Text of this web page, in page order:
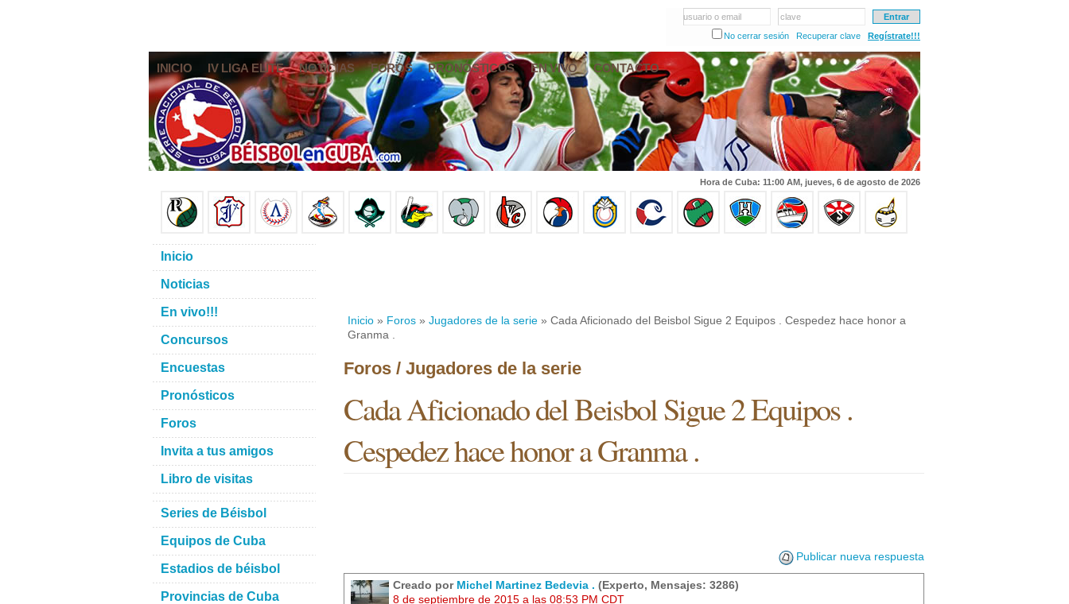
usuario o email
clave
No cerrar sesión
Recuperar clave Regístrate!!!
INICIO IV LIGA ELITE NOTICIAS FOROS PRONÓSTICOS EN VIVO CONTACTO
Hora de Cuba: 11:00 AM, jueves, 6 de agosto de 2026
Inicio » Foros » Jugadores de la serie » Cada Aficionado del Beisbol Sigue 2 Equipos . Cespedez hace honor a
Granma .
Foros / Jugadores de la serie
Cada Aficionado del Beisbol Sigue 2 Equipos .
Cespedez hace honor a Granma .
Publicar nueva respuesta
Creado por Michel Martinez Bedevia . (Experto, Mensajes: 3286)
8 de septiembre de 2015 a las 08:53 PM CDT
Inicio
Noticias
En vivo!!!
Concursos
Encuestas
Pronósticos
Foros
Invita a tus amigos
Libro de visitas
Series de Béisbol
Equipos de Cuba
Estadios de béisbol
Provincias de Cuba